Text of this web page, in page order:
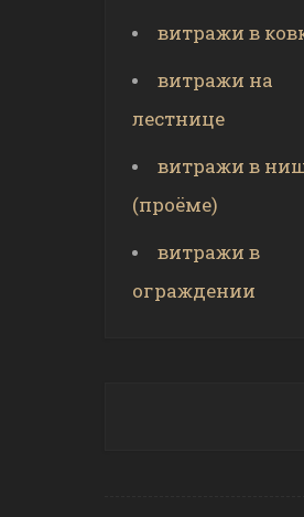
витражи в
витражи на
лестнице
витражи в
(проёме)
витражи в
ограждении